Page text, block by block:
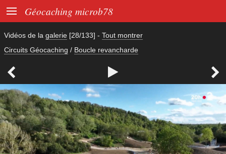
 Géocaching microb78
Vidéos de la galerie [28/133] - Tout montrer
Circuits Géocaching / Boucle revancharde
  